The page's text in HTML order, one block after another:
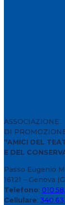
ASSOCIAZIONE
DI
“AMICI DEL
E DEL
Passo Eugenio
16121 – Genova
Telefono:
Cellulare: